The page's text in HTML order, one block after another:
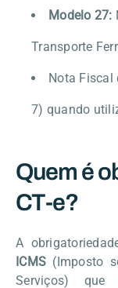
Modelo 27:
Transporte
Nota Fiscal
7) quando
Quem é
CT-e?
A
ICMS (Imposto
Serviços) que